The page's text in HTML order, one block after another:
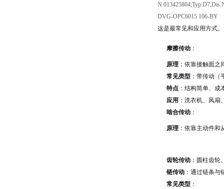
DVG-OPC6015 106-BY
这是最常见和应用方式。
摩擦传动 ：
原理 ：依靠接触面之
常见类型 ：带传动
特点 ：结构简单、
应用 ：洗衣机、风
啮合传动 ：
原理 ：依靠主动件
齿轮传动 ：圆柱齿
链传动 ：通过链条与
常见类型 ：